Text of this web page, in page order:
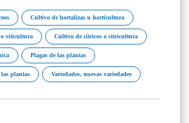
Cultivo de hortalizas u horticultura
viticultura Cultivo de cítricos o citricultura
Plagas de las plantas
las plantas Variedades, nuevas variedades